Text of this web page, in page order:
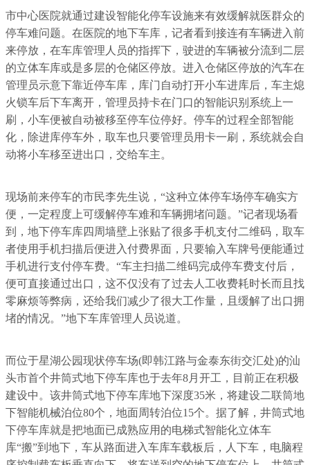
市中心医院就通过建设智能化停车设施来有效缓解就医群众的
停车难问题。在医院的地下车库，记者看到接连有车辆进入前
来停放，在车库管理人员的指挥下，驶进的车辆被分流到二层
的立体车库或是多层的仓储区停放。进入仓储区停放的汽车在
管理员示意下靠近停车库，库门自动打开小车进库后，车主熄
火锁车后下车离开，管理员持卡在门口的智能识别系统上一
刷，小车便被自动被移至停车位停好。停车的过程全部智能
化，除进库停车外，取车也只要管理员用卡一刷，系统就会自
动将小车移至进出口，交给车主。
现场前来停车的市民李先生说，“这种立体停车场停车确实方
便，一定程度上可缓解停车难和车辆拥堵问题。”记者现场看
到，地下停车库四周墙壁上张贴了很多手机支付二维码，取车
者使用手机扫描后便进入付费界面，只要输入车牌号便能通过
手机进行支付停车费。“车主扫描二维码完成停车费支付后，
便可直接通过出口，这不仅没有了过去人工收费耗时长而且找
零麻烦等弊病，还给我们减少了很大工作量，且缓解了出口拥
堵的情况。”地下车库管理人员说道。
而位于星湖公园现状停车场(即韩江路与金泰东街交汇处)的汕
头市首个井筒式地下停车库也于去年8月开工，目前正在积极
建设中。该井筒式地下停车库地下深度35米，将建设二联筒地
下智能机械泊位80个，地面周转泊位15个。据了解，井筒式地
下停车库就是把地面已成熟应用的电梯式智能化立体车
库“搬”到地下，车从路面进入车库车载板后，人下车，电脑程